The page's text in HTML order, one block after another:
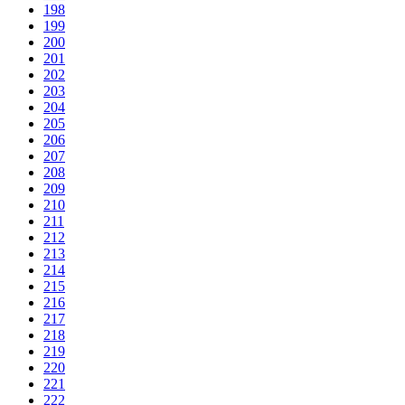
198
199
200
201
202
203
204
205
206
207
208
209
210
211
212
213
214
215
216
217
218
219
220
221
222